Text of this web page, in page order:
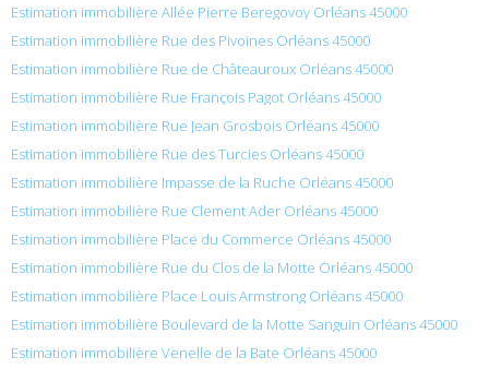
Estimation immobilière Allée Pierre Beregovoy Orléans 45000
Estimation immobilière Rue des Pivoines Orléans 45000
Estimation immobilière Rue de Châteauroux Orléans 45000
Estimation immobilière Rue François Pagot Orléans 45000
Estimation immobilière Rue Jean Grosbois Orléans 45000
Estimation immobilière Rue des Turcies Orléans 45000
Estimation immobilière Impasse de la Ruche Orléans 45000
Estimation immobilière Rue Clement Ader Orléans 45000
Estimation immobilière Place du Commerce Orléans 45000
Estimation immobilière Rue du Clos de la Motte Orléans 45000
Estimation immobilière Place Louis Armstrong Orléans 45000
Estimation immobilière Boulevard de la Motte Sanguin Orléans 45000
Estimation immobilière Venelle de la Bate Orléans 45000